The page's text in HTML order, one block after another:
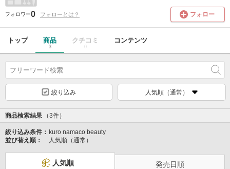
フォロワー0 フォローとは？ フォロー
トップ 商品
3
クチコミ
0
コンテンツ
絞り込み 人気順（通常）
商品検索結果 （3件）
絞り込み条件： kuro namaco beauty
並び替え順：
人気順（通常）
人気順 発売日順